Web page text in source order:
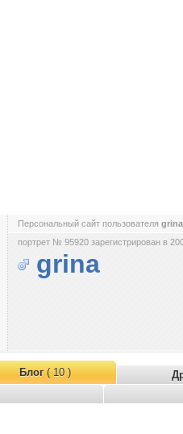
Персональный сайт пользователя
портрет № 95920 зарегистрирован в
grina
Блог( 10 )